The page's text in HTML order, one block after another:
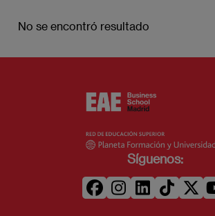
No se encontró resultado
Síguenos: